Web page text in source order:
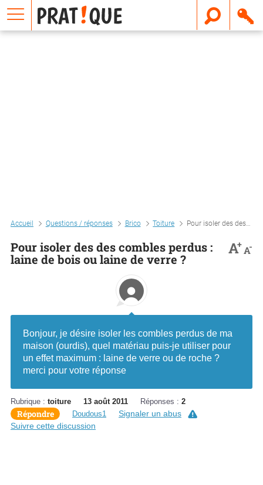
Accueil Questions / réponses Brico Toiture Pour isoler des des combles perdus : laine de bois ou laine de verre ?
Pour isoler des des combles perdus :
laine de bois ou laine de verre ?
A+A-
Bonjour, je désire isoler les combles perdus de ma
maison (ourdis), quel matériau puis-je utiliser pour
un effet maximum : laine de verre ou de roche ?
merci pour votre réponse
Rubrique : toiture 13 août 2011 Réponses : 2
Répondre Doudous1
Signaler un abus
Suivre cette discussion
E
m
a